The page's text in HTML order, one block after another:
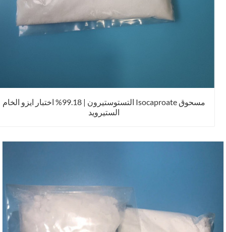
مسحوق Isocaproate التستوستيرون | 99.18% اختبار ايزو الخام
الستيرويد